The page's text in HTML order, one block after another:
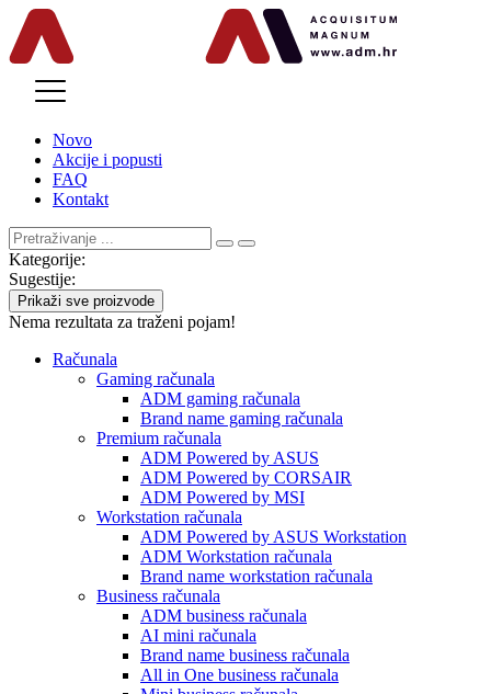
Novo
Akcije i popusti
FAQ
Kontakt
Kategorije:
Sugestije:
Prikaži sve proizvode
Nema rezultata za traženi pojam!
Računala
Gaming računala
ADM gaming računala
Brand name gaming računala
Premium računala
ADM Powered by ASUS
ADM Powered by CORSAIR
ADM Powered by MSI
Workstation računala
ADM Powered by ASUS Workstation
ADM Workstation računala
Brand name workstation računala
Business računala
ADM business računala
AI mini računala
Brand name business računala
All in One business računala